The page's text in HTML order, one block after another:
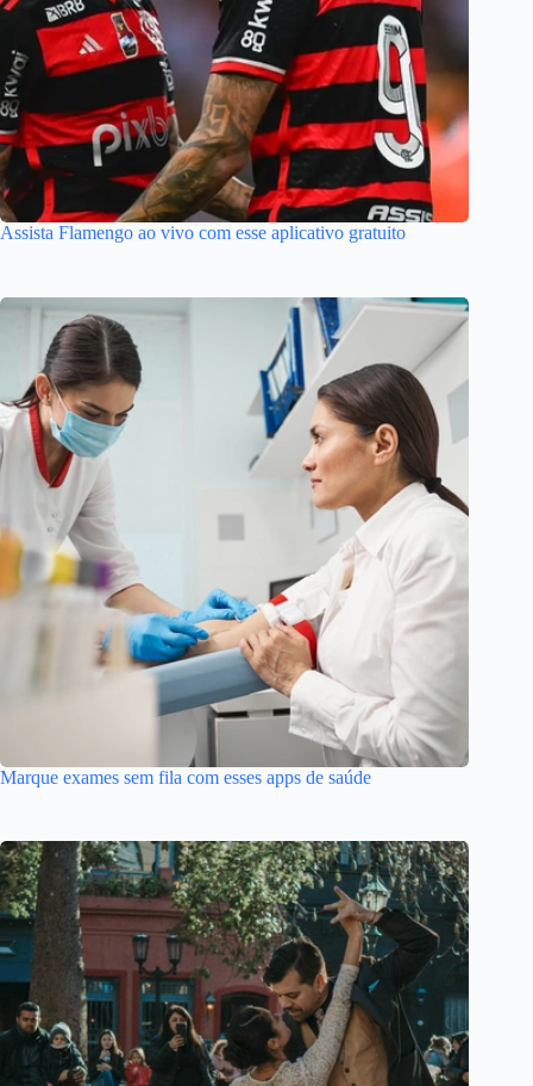
Assista Flamengo ao vivo com esse aplicativo gratuito
Marque exames sem fila com esses apps de saúde